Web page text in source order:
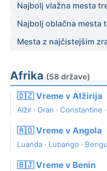
Najbolj vlažna mesta
Najbolj oblačna mesta
Mesta z najčistejšim
Afrika (58 države)
🇩🇿 Vreme v Alžirija
Alžir· Oran · Constantine ·
🇦🇴 Vreme v Angola
Luanda · Lubango ·
🇧🇯 Vreme v Benin